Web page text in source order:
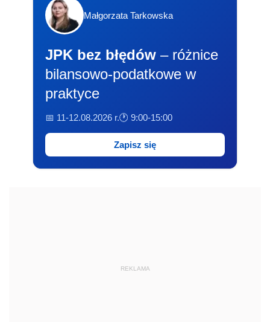
Małgorzata Tarkowska
JPK bez błędów – różnice
bilansowo-podatkowe w
praktyce
📅 11-12.08.2026 r.🕐 9:00-15:00
Zapisz się
REKLAMA